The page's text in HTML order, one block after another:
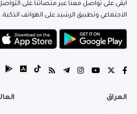
ابقى على تواصل معنا عبر منصاتنا على
الاجتماعي وتطبيق الرشيد على الهواتف الذكية.
العراق